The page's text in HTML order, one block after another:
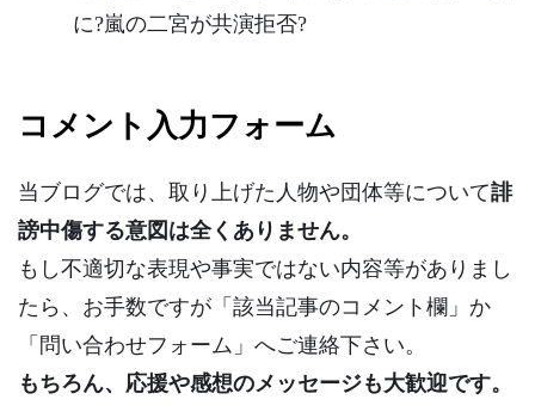
に?嵐の二宮が共演拒否?
コメント入力フォーム
当ブログでは、取り上げた人物や団体等について誹
謗中傷する意図は全くありません。
もし不適切な表現や事実ではない内容等がありまし
たら、お手数ですが「該当記事のコメント欄」か
「問い合わせフォーム」へご連絡下さい。
もちろん、応援や感想のメッセージも大歓迎です。